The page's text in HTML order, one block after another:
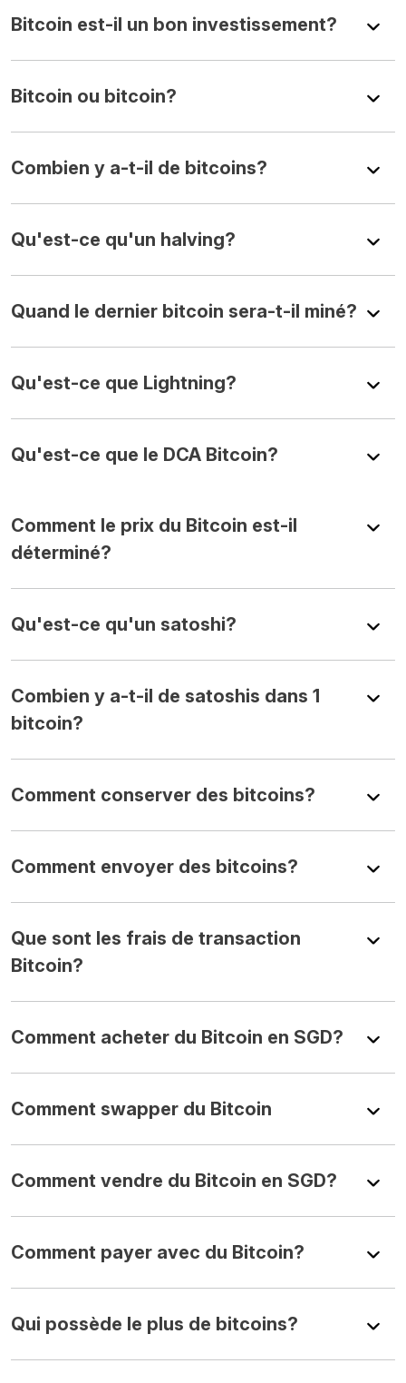
Bitcoin est-il un bon investissement?
Bitcoin ou bitcoin?
Combien y a-t-il de bitcoins?
Qu'est-ce qu'un halving?
Quand le dernier bitcoin sera-t-il miné?
Qu'est-ce que Lightning?
Qu'est-ce que le DCA Bitcoin?
Comment le prix du Bitcoin est-il
déterminé?
Qu'est-ce qu'un satoshi?
Combien y a-t-il de satoshis dans 1
bitcoin?
Comment conserver des bitcoins?
Comment envoyer des bitcoins?
Que sont les frais de transaction
Bitcoin?
Comment acheter du Bitcoin en SGD?
Comment swapper du Bitcoin
Comment vendre du Bitcoin en SGD?
Comment payer avec du Bitcoin?
Qui possède le plus de bitcoins?